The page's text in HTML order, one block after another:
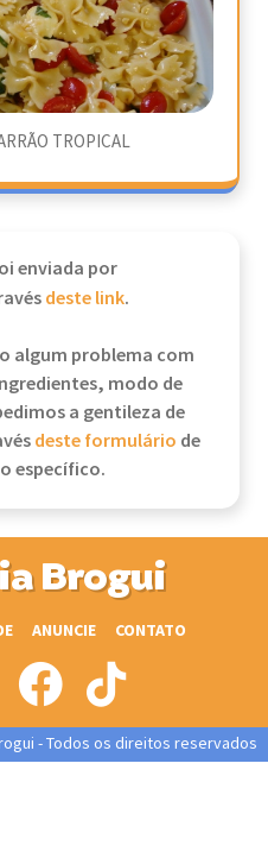
TROPICAL
enviada por
deste link.
algum problema com
modo de
a gentileza de
deste formulário de
específico.
Brogui
ANUNCIE CONTATO
- Todos os direitos reservados